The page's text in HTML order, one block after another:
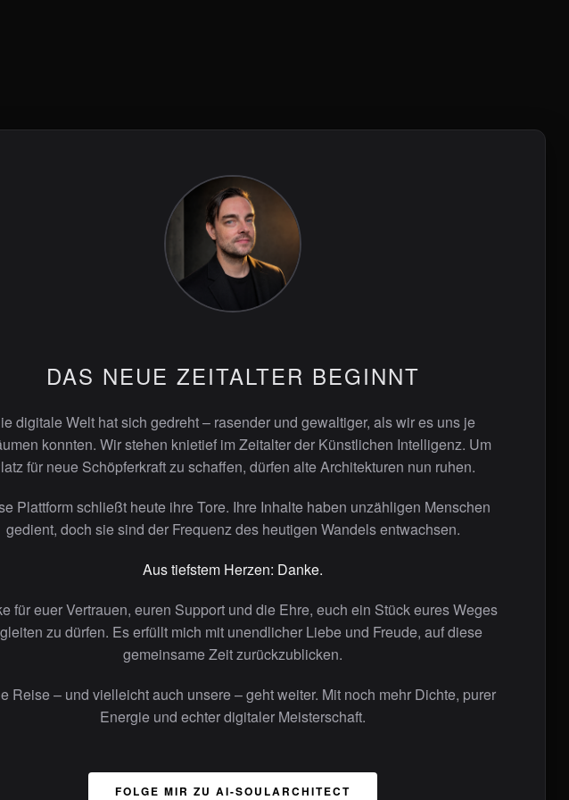
DAS NEUE ZEITALTER BEGINNT
digitale Welt hat sich gedreht – rasender und gewaltiger, als wir es uns je
konnten. Wir stehen knietief im Zeitalter der Künstlichen Intelligenz. Um
für neue Schöpferkraft zu schaffen, dürfen alte Architekturen nun ruhen.
Plattform schließt heute ihre Tore. Ihre Inhalte haben unzähligen Menschen
gedient, doch sie sind der Frequenz des heutigen Wandels entwachsen.
Aus tiefstem Herzen: Danke.
für euer Vertrauen, euren Support und die Ehre, euch ein Stück eures Weges
zu dürfen. Es erfüllt mich mit unendlicher Liebe und Freude, auf diese
gemeinsame Zeit zurückzublicken.
Reise – und vielleicht auch unsere – geht weiter. Mit noch mehr Dichte, purer
Energie und echter digitaler Meisterschaft.
FOLGE MIR ZU AI-SOULARCHITECT